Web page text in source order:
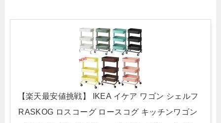
【楽天最安値挑戦】 IKEA イケア ワゴン シェルフ
RASKOG ロスコーグ ロースコグ キッチンワゴン